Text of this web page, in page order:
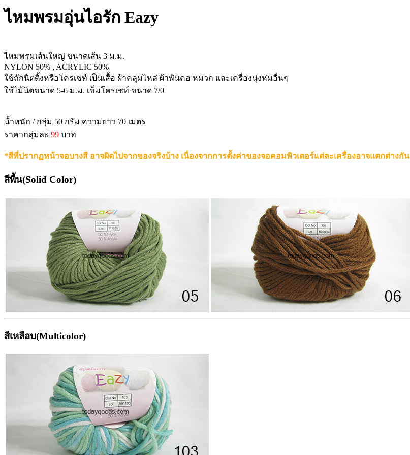
ไหมพรมอุ่นไอรัก Eazy
ไหมพรมเส้นใหญ่ ขนาดเส้น 3 ม.ม.
NYLON 50% , ACRYLIC 50%
ใช้ถักนิตติ้งหรือโครเชท์ เป็นเสื้อ ผ้าคลุมไหล่ ผ้าพันคอ หมวก และเครื่องนุ่งห่มอื่นๆ
ใช้ไม้นิตขนาด 5-6 ม.ม. เข็มโครเชท์ ขนาด 7/0
น้ำหนัก / กลุ่ม 50 กรัม ความยาว 70 เมตร
ราคากลุ่มละ 99 บาท
*สีที่ปรากฏหน้าจอบางสี อาจผิดไปจากของจริงบ้าง เนื่องจากการตั้งค่าของจอคอมพิวเตอร์แต่ละเครื่องอาจแตกต่างกัน
สีพื้น(Solid Color)
สีเหลือบ(Multicolor)